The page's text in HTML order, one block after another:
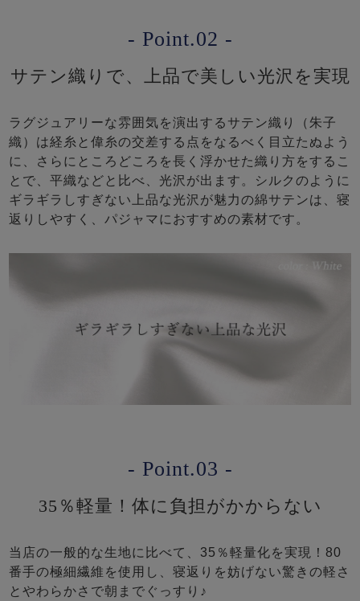
- Point.02 -
サテン織りで、上品で美しい光沢を実現
ラグジュアリーな雰囲気を演出するサテン織り（朱子
織）は経糸と偉糸の交差する点をなるべく目立たぬよう
に、さらにところどころを長く浮かせた織り方をするこ
とで、平織などと比べ、光沢が出ます。シルクのように
ギラギラしすぎない上品な光沢が魅力の綿サテンは、寝
返りしやすく、パジャマにおすすめの素材です。
- Point.03 -
35％軽量！体に負担がかからない
当店の一般的な生地に比べて、35％軽量化を実現！80
番手の極細繊維を使用し、寝返りを妨げない驚きの軽さ
とやわらかさで朝までぐっすり♪